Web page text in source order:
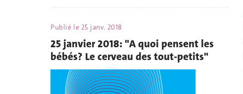
Publié le 25 janv. 2018
25 janvier 2018: "A quoi pensent les
bébés? Le cerveau des tout-petits"